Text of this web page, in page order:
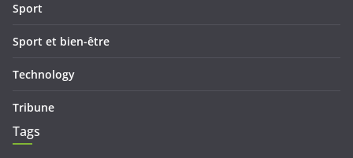
Sport
Sport et bien-être
Technology
Tribune
Tags